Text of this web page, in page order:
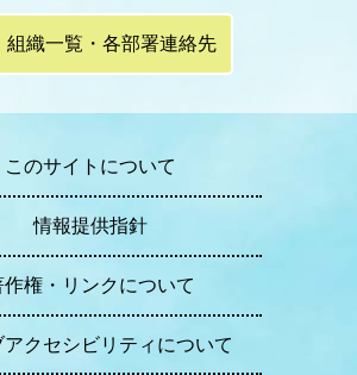
組織一覧・各部署連絡先
このサイトについて
情報提供指針
作権・リンクについて
アクセシビリティについて